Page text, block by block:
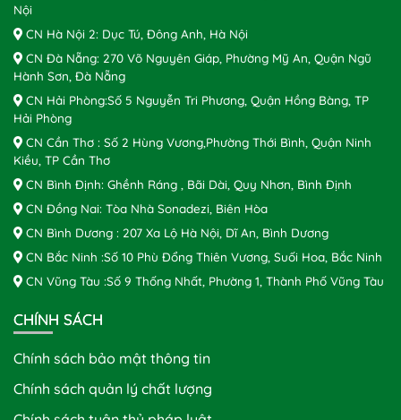
Nội
CN Hà Nội 2: Dục Tú, Đông Anh, Hà Nội
CN Đà Nẵng: 270 Võ Nguyên Giáp, Phường Mỹ An, Quận Ngũ
Hành Sơn, Đà Nẵng
CN Hải Phòng:Số 5 Nguyễn Tri Phương, Quận Hồng Bàng, TP
Hải Phòng
CN Cần Thơ : Số 2 Hùng Vương,Phường Thới Bình, Quận Ninh
Kiều, TP Cần Thơ
CN Bình Định: Ghềnh Ráng , Bãi Dài, Quy Nhơn, Bình Định
CN Đồng Nai: Tòa Nhà Sonadezi, Biên Hòa
CN Bình Dương : 207 Xa Lộ Hà Nội, Dĩ An, Bình Dương
CN Bắc Ninh :Số 10 Phù Đổng Thiên Vương, Suối Hoa, Bắc Ninh
CN Vũng Tàu :Số 9 Thống Nhất, Phường 1, Thành Phố Vũng Tàu
CHÍNH SÁCH
Chính sách bảo mật thông tin
Chính sách quản lý chất lượng